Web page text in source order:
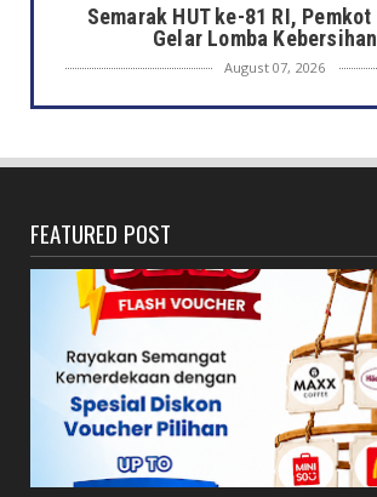
Semarak HUT ke-81 RI,
Gelar Lomba
August 07, 2026
DAERAH
Jangan Pasang
Bersama Forkopimda,
Bagikan 5.000 Bendera
August 07, 2026
JELAJAH
Saat Amal Masjid Keliru,
Mengharu-biru
August 07, 2026
HONDA
FEATURED POST